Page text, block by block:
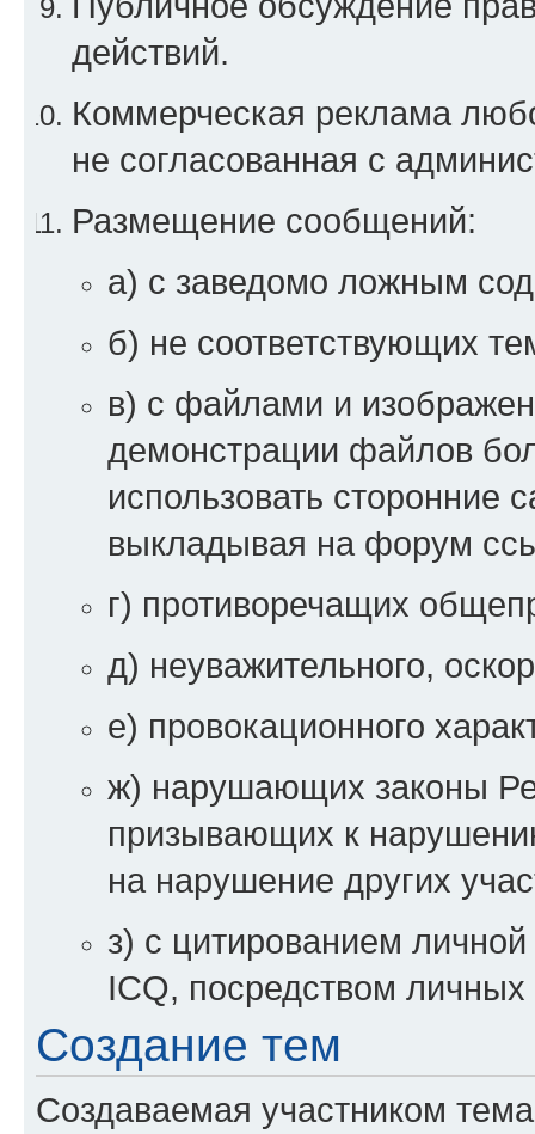
действий.
Коммерческая реклама
не согласованная с
Размещение сообщений:
а) с заведомо ложным
б) не соответствующих
в) с файлами и
демонстрации файлов
использовать сторонние
выкладывая на форум
г) противоречащих
д) неуважительного,
е) провокационного
ж) нарушающих законы
призывающих к
на нарушение других
з) с цитированием
ICQ, посредством
Создание тем
Создаваемая участником